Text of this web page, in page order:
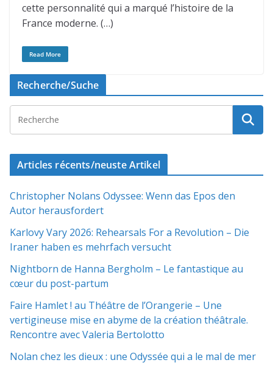
cette personnalité qui a marqué l’histoire de la
France moderne. (…)
Read More
Recherche/Suche
Articles récents/neuste Artikel
Christopher Nolans Odyssee: Wenn das Epos den
Autor herausfordert
Karlovy Vary 2026: Rehearsals For a Revolution – Die
Iraner haben es mehrfach versucht
Nightborn de Hanna Bergholm – Le fantastique au
cœur du post-partum
Faire Hamlet ! au Théâtre de l’Orangerie – Une
vertigineuse mise en abyme de la création théâtrale.
Rencontre avec Valeria Bertolotto
Nolan chez les dieux : une Odyssée qui a le mal de mer